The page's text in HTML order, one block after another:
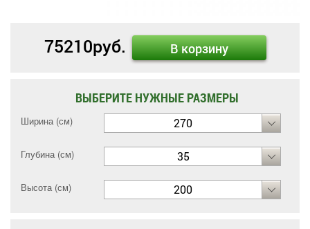
75210руб. В корзину
ВЫБЕРИТЕ НУЖНЫЕ РАЗМЕРЫ
Ширина (см) 270
Глубина (см) 35
Высота (см) 200